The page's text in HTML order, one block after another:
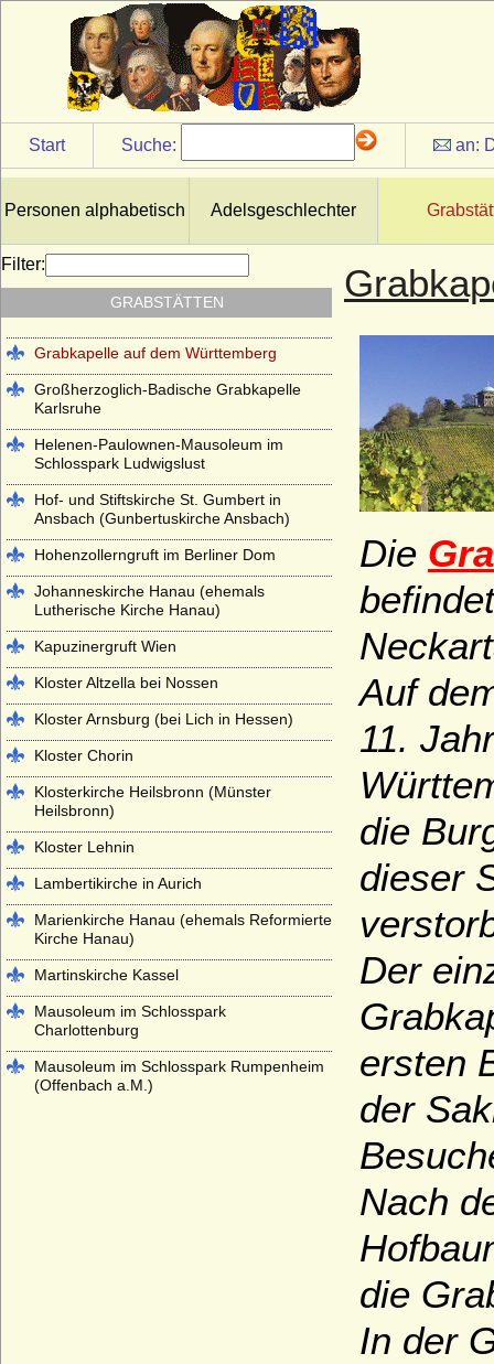
Start Suche: an:
Personen alphabetisch Adelsgeschlechter
Die
Auf
11.
die
dieser
Der
ersten
der
Nach
die
In der
Filter:
GRABSTÄTTEN
Antikentempel im Park Sanssouci
Basilica di San Lorenzo in Florenz
(Cappelle Medicee)
Cirksena-Mausoleum in Aurich
Erlöserkirche Hedingen im Kloster
Hedingen
Garnisonkirche Berlin und Alter
Garnisonfriedhof Berlin
Grabkapelle auf dem Württemberg
Großherzoglich-Badische Grabkapelle
Karlsruhe
Helenen-Paulownen-Mausoleum im
Schlosspark Ludwigslust
Hof- und Stiftskirche St. Gumbert in
Ansbach (Gunbertuskirche Ansbach)
Hohenzollerngruft im Berliner Dom
Johanneskirche Hanau (ehemals
Lutherische Kirche Hanau)
Kapuzinergruft Wien
Kloster Altzella bei Nossen
Kloster Arnsburg (bei Lich in Hessen)
Kloster Chorin
Klosterkirche Heilsbronn (Münster
Heilsbronn)
Kloster Lehnin
Lambertikirche in Aurich
Marienkirche Hanau (ehemals Reformierte
Kirche Hanau)
Martinskirche Kassel
Mausoleum im Schlosspark
Charlottenburg
Mausoleum im Schlosspark Rumpenheim
(Offenbach a.M.)